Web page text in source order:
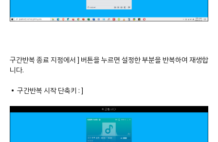
구간반복 종료 지점에서 ] 버튼을 누르면 설정한 부분을 반복하여 재생합
니다.
• 구간반복 시작 단축키 : ]